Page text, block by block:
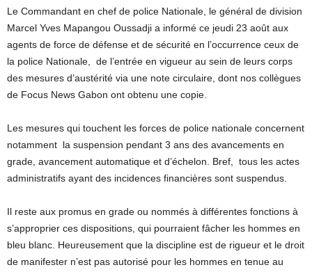
Le Commandant en chef de police Nationale, le général de division
Marcel Yves Mapangou Oussadji a informé ce jeudi 23 août aux
agents de force de défense et de sécurité en l’occurrence ceux de
la police Nationale, de l’entrée en vigueur au sein de leurs corps
des mesures d’austérité via une note circulaire, dont nos collègues
de Focus News Gabon ont obtenu une copie.
Les mesures qui touchent les forces de police nationale concernent
notamment la suspension pendant 3 ans des avancements en
grade, avancement automatique et d’échelon. Bref, tous les actes
administratifs ayant des incidences financières sont suspendus.
Il reste aux promus en grade ou nommés à différentes fonctions à
s’approprier ces dispositions, qui pourraient fâcher les hommes en
bleu blanc. Heureusement que la discipline est de rigueur et le droit
de manifester n’est pas autorisé pour les hommes en tenue au